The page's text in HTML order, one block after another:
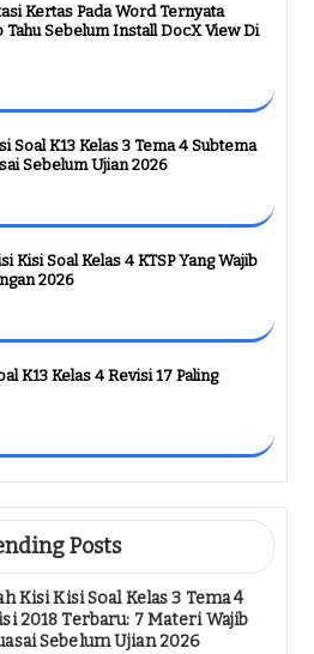
Kertas Pada Word Ternyata
Tahu Sebelum Install DocX View Di
Soal K13 Kelas 3 Tema 4 Subtema
Sebelum Ujian 2026
Kisi Soal Kelas 4 KTSP Yang Wajib
2026
K13 Kelas 4 Revisi 17 Paling
Posts
Kisi Kisi Soal Kelas 3 Tema 4
2018 Terbaru: 7 Materi Wajib
Sebelum Ujian 2026